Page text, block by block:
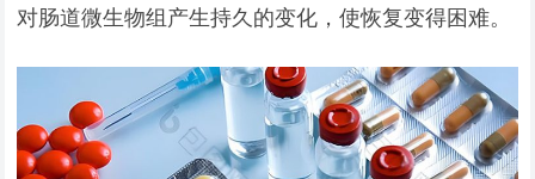
对肠道微生物组产生持久的变化，使恢复变得困难。